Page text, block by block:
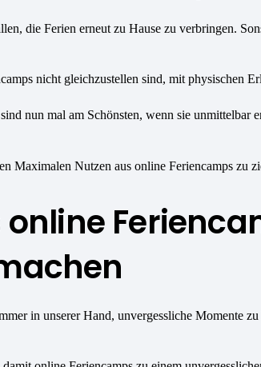
die Ferien erneut zu Hause zu verbringen.
nicht gleichzustellen sind, mit physischen
nun mal am Schönsten, wenn sie unmittelbar
Maximalen Nutzen aus online Feriencamps zu
online
in unserer Hand, unvergessliche Momente